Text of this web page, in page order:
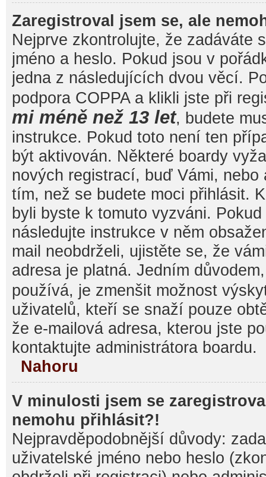
Zaregistroval jsem se, ale
Nejprve zkontrolujte, že zadáváte
jméno a heslo. Pokud jsou v
jedna z následujících dvou věcí.
podpora COPPA a klikli jste při
mi méně než 13 let, budete
instrukce. Pokud toto není ten
být aktivován. Některé boardy
nových registrací, buď Vámi, nebo
tím, než se budete moci přihlásit.
byli byste k tomuto vyzváni.
následujte instrukce v něm
mail neobdrželi, ujistěte se, že
adresa je platná. Jedním
používá, je zmenšit možnost
uživatelů, kteří se snaží pouze
že e-mailová adresa, kterou jste
kontaktujte administrátora boardu.
Nahoru
V minulosti jsem se
nemohu přihlásit?!
Nejpravděpodobnější důvody:
uživatelské jméno nebo heslo